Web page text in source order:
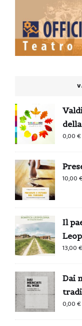
0,00€
10,00
Il
13,00€
Dai
0,00€